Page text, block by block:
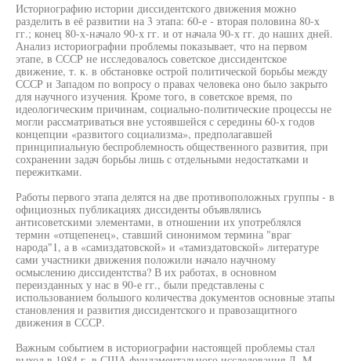
Историографию истории диссидентского движения можно
разделить в её развитии на 3 этапа: 60-е - вторая половина 80-х
гг.; конец 80-х-начало 90-х гг. и от начала 90-х гг. до наших дней.
Анализ историографии проблемы показывает, что на первом
этапе, в СССР не исследовалось советское диссидентское
движение, т. к. в обстановке острой политической борьбы между
СССР и Западом по вопросу о правах человека оно было закрыто
для научного изучения. Кроме того, в советское время, по
идеологическим причинам, социально-политические процессы не
могли рассматриваться вне устоявшейся с середины 60-х годов
концепции «развитого социализма», предполагавшей
принципиальную беспроблемность общественного развития, при
сохранении задач борьбы лишь с отдельными недостатками и
пережитками.
Работы первого этапа делятся на две противоположных группы - в
официозных публикациях диссиденты объявлялись
антисоветскими элементами, в отношении их употреблялся
термин «отщепенец», ставший синонимом термина "враг
народа"1, а в «самиздатовской» и «тамиздатовской» литературе
сами участники движения положили начало научному
осмыслению диссидентства? В их работах, в основном
переизданных у нас в 90-е гг., были представлены с
использованием большого количества документов основные этапы
становления и развития диссидентского и правозащитного
движения в СССР.
Важным событием в историографии настоящей проблемы стал